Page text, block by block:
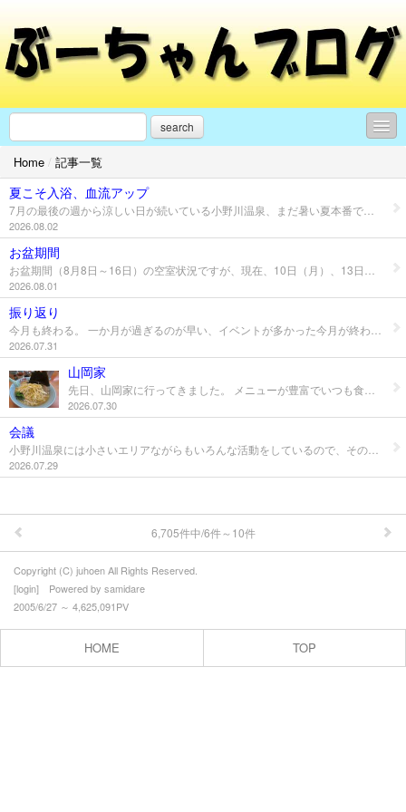
search
日々の活動・思うこと
モンテディオ山形
イベントのお知らせ
サッカー
■リンク■
プロフィール
お問合せ
Home / 記事一覧
夏こそ入浴、血流アップ
2026.08.02
お盆期間
2026.08.01
振り返り
2026.07.31
山岡家
2026.07.30
会議
2026.07.29
6,705件中/6件～10件
Copyright (C) juhoen All Rights Reserved.
[login] Powered by samidare
2005/6/27 ～ 4,625,091PV
HOME TOP